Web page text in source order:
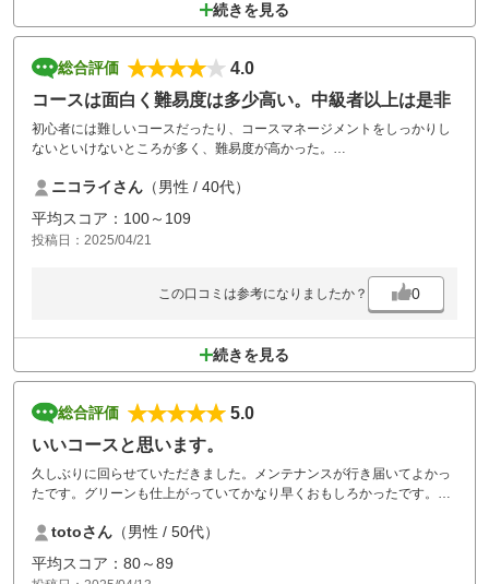
続きを見る
総合評価
4.0
コースは面白く難易度は多少高い。中級者以上は是非
初心者には難しいコースだったり、コースマネージメントをしっかりし
ないといけないところが多く、難易度が高かった。
今回コンペでの開催をしたが、参加者の中から、最後のクラブを片付け
する際のスタッフの方に関するクレームをいただいた。詳細は記載しま
せんが、改善をお願いしたいと思います。
ニコライさん （男性 / 40代）
平均スコア：100～109
投稿日：2025/04/21
この口コミは参考になりましたか？ 0
続きを見る
総合評価
5.0
いいコースと思います。
久しぶりに回らせていただきました。メンテナンスが行き届いてよかっ
たです。グリーンも仕上がっていてかなり早くおもしろかったです。今
ありがとうございました。 また利用させていだきます。
totoさん （男性 / 50代）
平均スコア：80～89